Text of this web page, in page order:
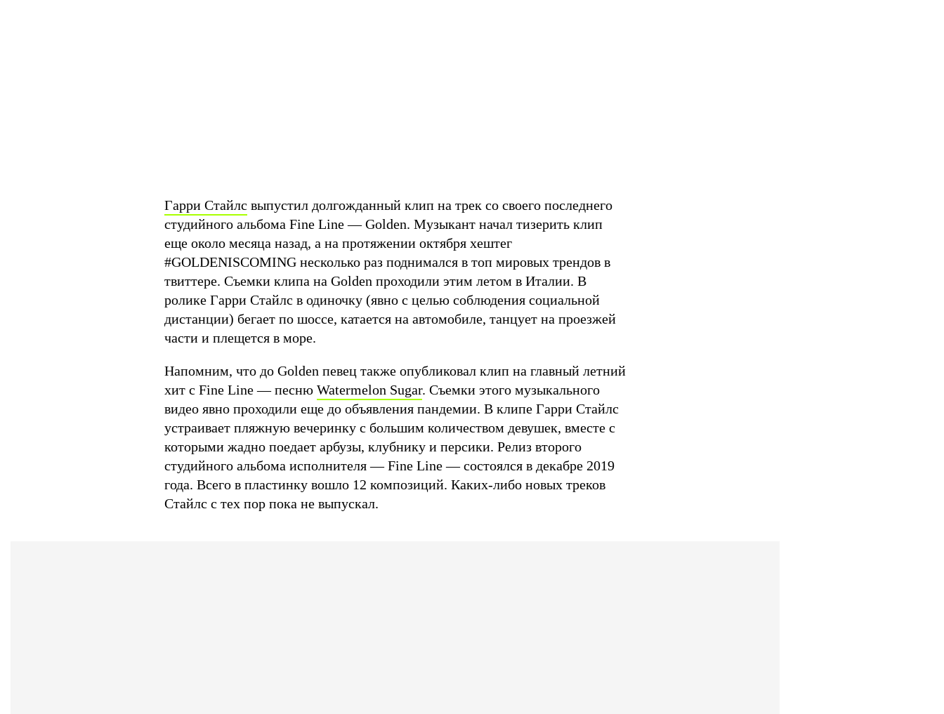
Гарри Стайлс выпустил долгожданный клип на трек со своего последнего
студийного альбома Fine Line — Golden. Музыкант начал тизерить клип
еще около месяца назад, а на протяжении октября хештег
#GOLDENISCOMING несколько раз поднимался в топ мировых трендов в
твиттере. Съемки клипа на Golden проходили этим летом в Италии. В
ролике Гарри Стайлс в одиночку (явно с целью соблюдения социальной
дистанции) бегает по шоссе, катается на автомобиле, танцует на проезжей
части и плещется в море.
Напомним, что до Golden певец также опубликовал клип на главный летний
хит с Fine Line — песню Watermelon Sugar. Съемки этого музыкального
видео явно проходили еще до объявления пандемии. В клипе Гарри Стайлс
устраивает пляжную вечеринку с большим количеством девушек, вместе с
которыми жадно поедает арбузы, клубнику и персики. Релиз второго
студийного альбома исполнителя — Fine Line — состоялся в декабре 2019
года. Всего в пластинку вошло 12 композиций. Каких-либо новых треков
Стайлс с тех пор пока не выпускал.